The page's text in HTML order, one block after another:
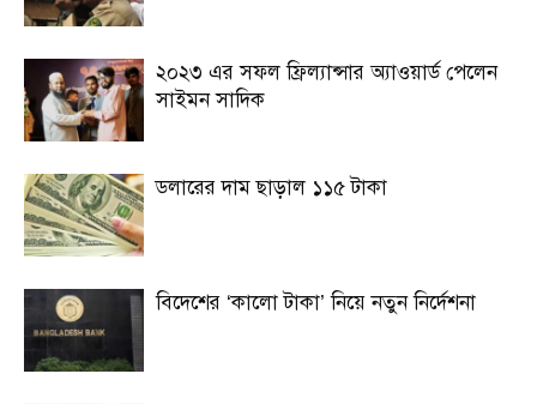
২০২৩ এর সফল ফ্রিল্যান্সার অ্যাওয়ার্ড পেলেন
সাইমন সাদিক
ডলারের দাম ছাড়াল ১১৫ টাকা
বিদেশের ‘কালো টাকা’ নিয়ে নতুন নির্দেশনা